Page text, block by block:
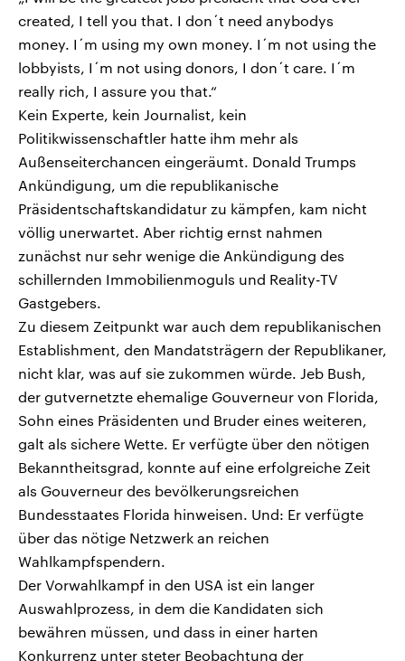
created, I tell you that. I don´t need anybodys
money. I´m using my own money. I´m not using the
lobbyists, I´m not using donors, I don´t care. I´m
really rich, I assure you that.“
Kein Experte, kein Journalist, kein
Politikwissenschaftler hatte ihm mehr als
Außenseiterchancen eingeräumt. Donald Trumps
Ankündigung, um die republikanische
Präsidentschaftskandidatur zu kämpfen, kam nicht
völlig unerwartet. Aber richtig ernst nahmen
zunächst nur sehr wenige die Ankündigung des
schillernden Immobilienmoguls und Reality-TV
Gastgebers.
Zu diesem Zeitpunkt war auch dem republikanischen
Establishment, den Mandatsträgern der Republikaner,
nicht klar, was auf sie zukommen würde. Jeb Bush,
der gutvernetzte ehemalige Gouverneur von Florida,
Sohn eines Präsidenten und Bruder eines weiteren,
galt als sichere Wette. Er verfügte über den nötigen
Bekanntheitsgrad, konnte auf eine erfolgreiche Zeit
als Gouverneur des bevölkerungsreichen
Bundesstaates Florida hinweisen. Und: Er verfügte
über das nötige Netzwerk an reichen
Wahlkampfspendern.
Der Vorwahlkampf in den USA ist ein langer
Auswahlprozess, in dem die Kandidaten sich
bewähren müssen, und dass in einer harten
Konkurrenz unter steter Beobachtung der